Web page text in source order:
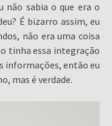
não sabia o que era o
É bizarro assim, eu
não era uma coisa
tinha essa integração
informações, então eu
mas é verdade.